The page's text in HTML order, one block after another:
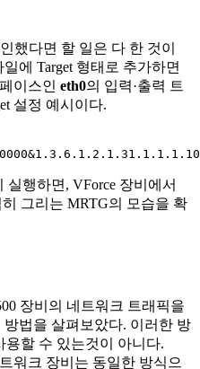
했다면 할 일은 다 한 것이
일에 Target 형태로 추가하면
이스인 eth0의 입력·출력 트
설정 예시이다.
행하면, VForce 장비에서
그리는 MRTG의 모습을 확
장비의 네트워크 트래픽을
법을 살펴보았다. 이러한 방
용할 수 있는것이 아니다.
워크 장비는 동일한 방식으